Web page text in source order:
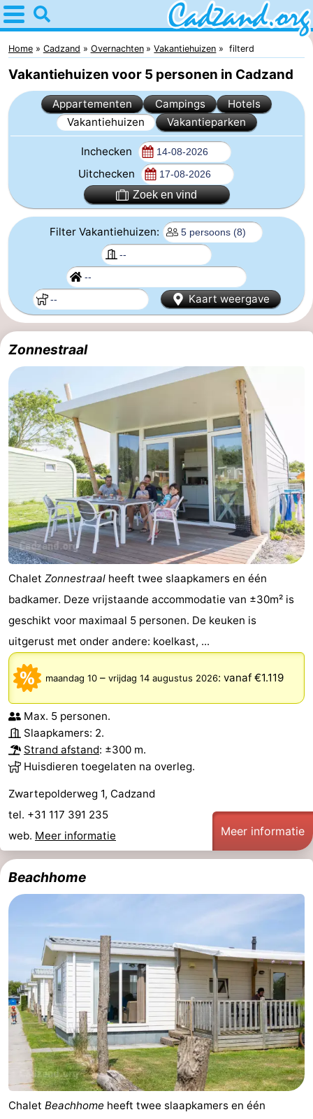
Home
Cadzand
Tips
Voor
Appartementen
Campings
Hotels
Vakantiehuizen
-
Bad
-
Resort
Nieuwvliet-
Bad
De
Meulinge
-
EuroParcs
Cadzand
-
Hoogduin
-
Noordzee
Résidence
Cadzand-
Bad
Resort
Nieuwvliet-
Bad
-
Schoneveld
-
Strand
Resort
Nieuwvliet-
Bad
-
Waterdunen
Zonneweelde
-
Zwinhoeve
Last
minutes
Strand
Zien
&
doen
Bezienswaardigheden
-
Musea
-
Monumenten
-
Molens
-
Uitkijkpunten
Rondvaarten
-
Speeltuinen
-
Binnenspeeltuinen
Bowlen
-
Home Cadzand Overnachten Vakantiehuizen filterd
Vakantiehuizen voor 5 personen in Cadzand
Appartementen Campings
Hotels
Vakantiehuizen
Vakantieparken
Inchecken
Uitchecken
Zoek en vind
Filter Vakantiehuizen:
Kaart weergave
Zonnestraal
Chalet Zonnestraal heeft twee slaapkamers en één
badkamer. Deze vrijstaande accommodatie van ±30m² is
geschikt voor maximaal 5 personen. De keuken is
uitgerust met onder andere: koelkast, ...
maandag 10 – vrijdag 14 augustus 2026: vanaf €1.119
Max. 5 personen.
Slaapkamers: 2.
Strand afstand: ±300 m.
Huisdieren toegelaten na overleg.
Zwartepolderweg 1, Cadzand
tel. +31 117 391 235
web. Meer informatie Meer informatie
Beachhome
Chalet Beachhome heeft twee slaapkamers en één